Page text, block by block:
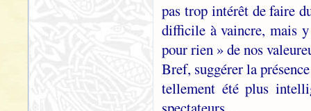
pas trop intérêt de faire
difficile à vaincre, mais
pour rien » de nos
Bref, suggérer la
tellement été plus